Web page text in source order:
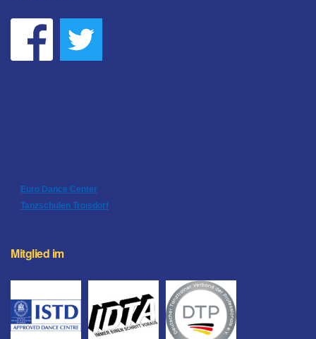
Euro Dance Center
Tanzschulen Troisdorf
Mitglied im